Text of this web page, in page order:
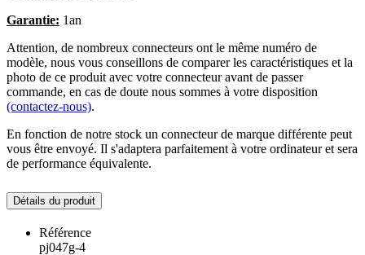
Garantie: 1an
Attention, de nombreux connecteurs ont le même numéro de
modèle, nous vous conseillons de comparer les caractéristiques et la
photo de ce produit avec votre connecteur avant de passer
commande, en cas de doute nous sommes à votre disposition
(contactez-nous).
En fonction de notre stock un connecteur de marque différente peut
vous être envoyé. Il s'adaptera parfaitement à votre ordinateur et sera
de performance équivalente.
Détails du produit
Référence
pj047g-4